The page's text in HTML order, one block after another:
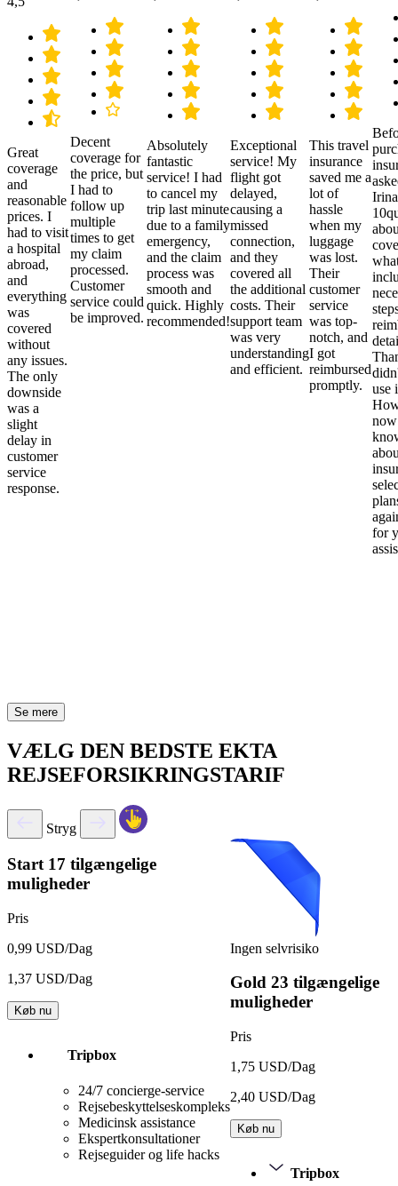
Great
coverage
and
reasonable
prices. I
had to visit
a hospital
abroad,
and
everything
was
covered
without
any issues.
The only
downside
was a
slight
delay in
customer
service
response.
Decent
coverage for
the price, but
I had to
follow up
multiple
times to get
my claim
processed.
Customer
service could
be improved.
Absolutely
fantastic
service! I had
to cancel my
trip last minute
due to a family
emergency,
and the claim
process was
smooth and
quick. Highly
recommended!
Exceptional
service! My
flight got
delayed,
causing a
missed
connection,
and they
covered all
the additional
costs. Their
support team
was very
understanding
and efficient.
This travel
insurance
saved me a
lot of
hassle
when my
luggage
was lost.
Their
customer
service
was top-
notch, and
I got
reimbursed
promptly.
use
for
Se mere
VÆLG DEN BEDSTE EKTA
REJSEFORSIKRINGSTARIF
Stryg
Start 17 tilgængelige
muligheder
Pris
0,99 USD/Dag
1,37 USD/Dag
Køb nu
Tripbox
24/7 concierge-service
Rejsebeskyttelseskompleks
Medicinsk assistance
Ekspertkonsultationer
Rejseguider og life hacks
Ingen selvrisiko
Gold 23 tilgængelige
muligheder
Pris
1,75 USD/Dag
2,40 USD/Dag
Køb nu
Tripbox